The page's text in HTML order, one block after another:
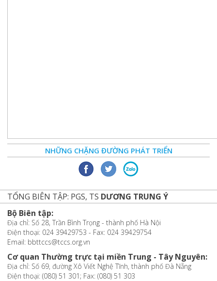
NHỮNG CHẶNG ĐƯỜNG PHÁT TRIỂN
TỔNG BIÊN TẬP: PGS, TS DƯƠNG TRUNG Ý
Bộ Biên tập:
Địa chỉ: Số 28, Trần Bình Trọng - thành phố Hà Nội
Điện thoại: 024 39429753 - Fax: 024 39429754
Email: bbttccs@tccs.org.vn
Cơ quan Thường trực tại miền Trung - Tây Nguyên:
Địa chỉ: Số 69, đường Xô Viết Nghệ Tĩnh, thành phố Đà Nẵng
Điện thoại: (080) 51 301; Fax: (080) 51 303